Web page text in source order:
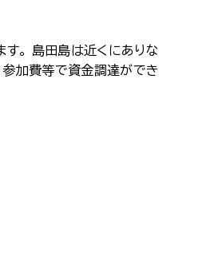
。 島田島は近くにありな
参加費等で資金調達ができ